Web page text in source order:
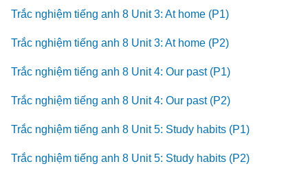
Trắc nghiệm tiếng anh 8 Unit 3: At home (P1)
Trắc nghiệm tiếng anh 8 Unit 3: At home (P2)
Trắc nghiệm tiếng anh 8 Unit 4: Our past (P1)
Trắc nghiệm tiếng anh 8 Unit 4: Our past (P2)
Trắc nghiệm tiếng anh 8 Unit 5: Study habits (P1)
Trắc nghiệm tiếng anh 8 Unit 5: Study habits (P2)